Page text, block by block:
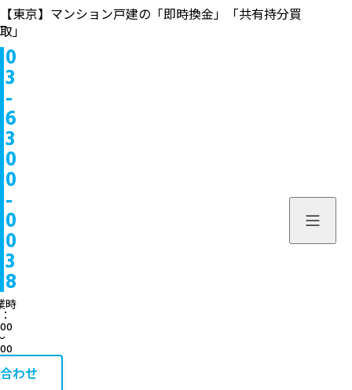
【東京】マンション戸建の「即時換金」「共有持分買
取」
0
3
-
6
3
0
0
-
0
0
3
8
時
わせ